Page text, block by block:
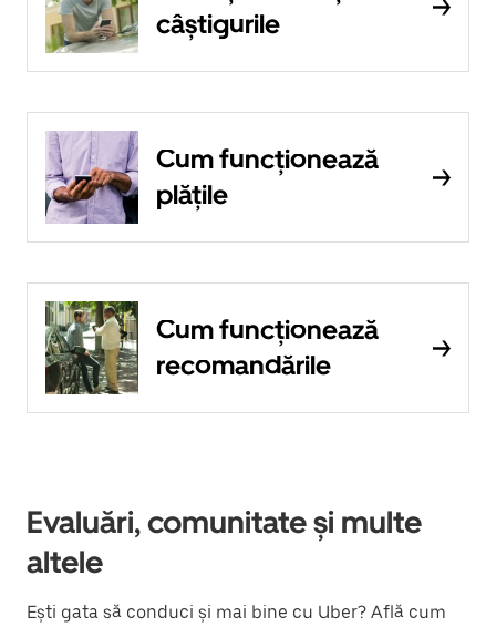
câștigurile
Cum funcționează
plățile
Cum funcționează
recomandările
Evaluări, comunitate și multe
altele
Ești gata să conduci și mai bine cu Uber? Află cum